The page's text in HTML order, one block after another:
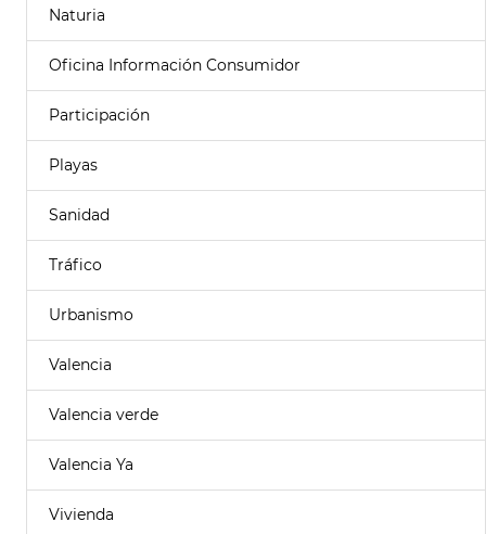
Naturia
Oficina Información Consumidor
Participación
Playas
Sanidad
Tráfico
Urbanismo
Valencia
Valencia verde
Valencia Ya
Vivienda